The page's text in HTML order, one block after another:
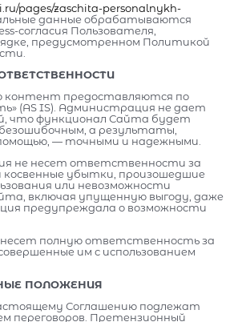
pages/zaschita-personalnykh-
данные обрабатываются
согласия Пользователя,
предусмотренном Политикой
контент предоставляются по
(AS IS). Администрация не дает
что функционал Сайта будет
а результаты,
— точными и надежными.
не несет ответственности за
косвенные убытки, произошедшие
или невозможности
включая упущенную выгоду, даже
предупреждала о возможности
несет полную ответственность за
им с использованием
ПОЛОЖЕНИЯ
Соглашению подлежат
переговоров. Претензионный